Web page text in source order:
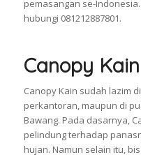
pemasangan se-
hubungi 081212887801.
Canopy
Canopy Kain sudah lazim
perkantoran, maupun di
Bawang. Pada dasarnya,
pelindung terhadap
hujan. Namun selain itu,